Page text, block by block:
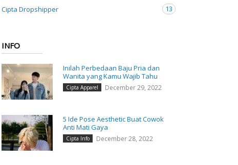
Cipta Dropshipper
13
INFO
Inilah Perbedaan Baju Pria dan
Wanita yang Kamu Wajib Tahu
Cipta Apparel December 29, 2022
5 Ide Pose Aesthetic Buat Cowok
Anti Mati Gaya
Cipta Info December 28, 2022